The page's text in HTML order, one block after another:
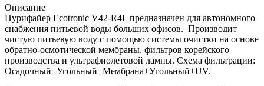
Описание
Пурифайер Ecotronic V42-R4L предназначен для автономного
снабжения питьевой воды больших офисов. Производит
чистую питьевую воду с помощью системы очистки на основе
обратно-осмотической мембраны, фильтров корейского
производства и ультрафиолетовой лампы. Схема фильтрации:
Осадочный+Угольный+Мембрана+Угольный+UV.